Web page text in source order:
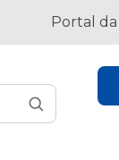
Portal